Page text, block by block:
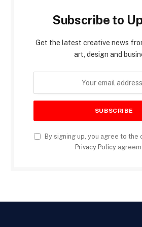
Subscribe to
Get the latest creative news
art, design and
By signing up, you agree to the
Privacy Policy